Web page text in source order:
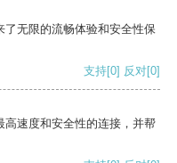
无限的流畅体验和安全性保
支持[0] 反对[0]
速度和安全性的连接，并帮